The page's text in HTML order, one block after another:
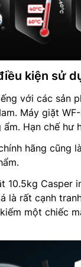
kiện sử
với các sản
Máy giặt
Hạn chế hư
hãng cũng
10.5kg Casper
là rất cạnh
một chiếc